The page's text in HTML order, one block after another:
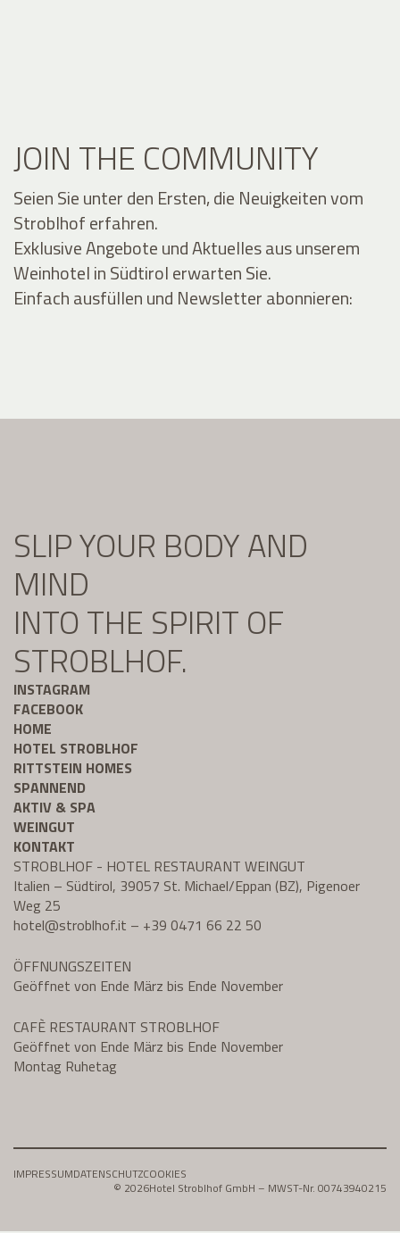
JOIN THE COMMUNITY
Seien Sie unter den Ersten, die Neuigkeiten vom
Stroblhof erfahren.
Exklusive Angebote und Aktuelles aus unserem
Weinhotel in Südtirol erwarten Sie.
Einfach ausfüllen und Newsletter abonnieren:
SLIP YOUR BODY AND
MIND
INTO THE SPIRIT OF
STROBLHOF.
INSTAGRAM
FACEBOOK
HOME
HOTEL STROBLHOF
RITTSTEIN HOMES
SPANNEND
AKTIV & SPA
WEINGUT
KONTAKT
STROBLHOF - HOTEL RESTAURANT WEINGUT
Italien – Südtirol, 39057 St. Michael/Eppan (BZ), Pigenoer
Weg 25
hotel@stroblhof.it – +39 0471 66 22 50
ÖFFNUNGSZEITEN
Geöffnet von Ende März bis Ende November
CAFÈ RESTAURANT STROBLHOF
Geöffnet von Ende März bis Ende November
Montag Ruhetag
IMPRESSUMDATENSCHUTZCOOKIES
© 2026Hotel Stroblhof GmbH – MWST-Nr. 00743940215